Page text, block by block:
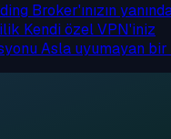
Broker'ınızın
Kendi özel VPN'iniz
Asla uyumayan bir